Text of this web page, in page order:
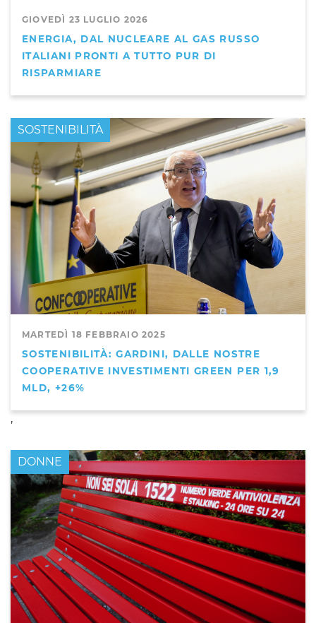
GIOVEDÌ 23 LUGLIO 2026
ENERGIA, DAL NUCLEARE AL GAS RUSSO
ITALIANI PRONTI A TUTTO PUR DI
RISPARMIARE
MARTEDÌ 18 FEBBRAIO 2025
SOSTENIBILITÀ: GARDINI, DALLE NOSTRE
COOPERATIVE INVESTIMENTI GREEN PER 1,9
MLD, +26%
PRIMO PIANO
,
SOSTENIBILITÀ
DONNE